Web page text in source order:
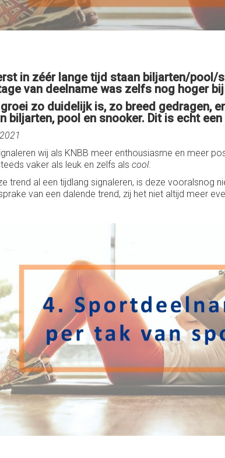
in zéér lange tijd staan biljarten/pool/
van deelname was zelfs nog hoger
zo duidelijk is, zo breed gedragen,
biljarten, pool en snooker. Dit is echt
wij als KNBB meer enthousiasme en meer
vaker als leuk en zelfs als cool.
trend al een tijdlang signaleren, is deze vooralsnog
van een dalende trend, zij het niet altijd meer